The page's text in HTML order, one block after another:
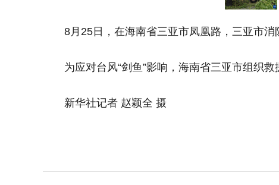
8月25日，在海南省三亚市凤凰路，三亚市消
为应对台风“剑鱼”影响，海南省三亚市组织救
新华社记者 赵颖全 摄